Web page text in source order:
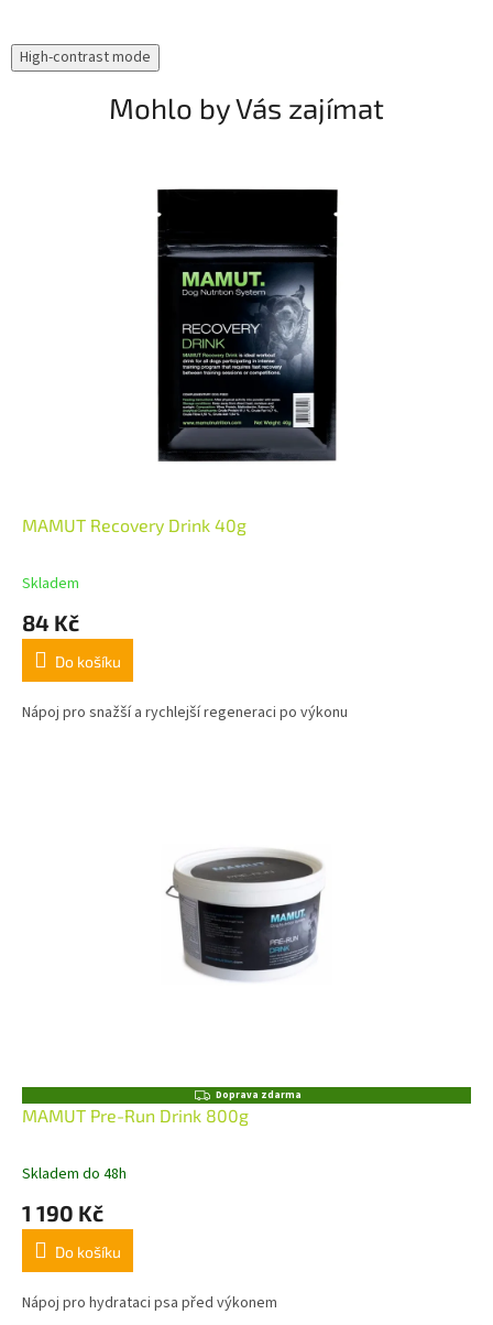
High-contrast mode
Mohlo by Vás zajímat
MAMUT Recovery Drink 40g
Skladem
84 Kč
Do košíku
Nápoj pro snažší a rychlejší regeneraci po výkonu
Z
D
A
Doprava zdarma
MAMUT Pre-Run Drink 800g
Skladem do 48h
1 190 Kč
Do košíku
Nápoj pro hydrataci psa před výkonem